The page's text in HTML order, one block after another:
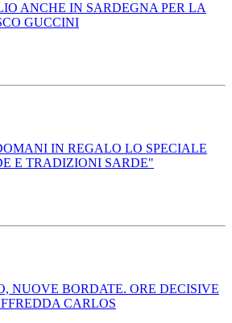
ANCHE IN SARDEGNA PER LA
GUCCINI
IN REGALO LO SPECIALE
E TRADIZIONI SARDE"
NUOVE BORDATE. ORE DECISIVE
CARLOS